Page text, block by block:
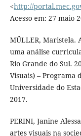
<http://
Acesso em: 27 maio
MÜLLER, Maristela.
uma análise
Rio Grande do Sul.
Visuais) – Programa
Universidade do
2017.
PERINI, Janine
artes visuais na